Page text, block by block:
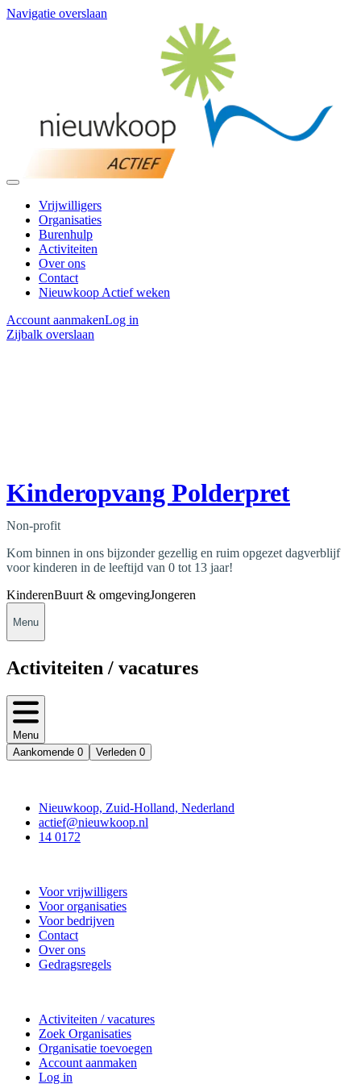
Navigatie overslaan
Vrijwilligers
Organisaties
Burenhulp
Activiteiten
Over ons
Contact
Nieuwkoop Actief weken
Account aanmakenLog in
Zijbalk overslaan
Kinderopvang Polderpret
Non-profit
Kom binnen in ons bijzonder gezellig en ruim opgezet dagverblijf
voor kinderen in de leeftijd van 0 tot 13 jaar!
KinderenBuurt & omgevingJongeren
Menu
Activiteiten / vacatures
Menu
Aankomende 0 Verleden 0
Nieuwkoop, Zuid-Holland, Nederland
actief@nieuwkoop.nl
14 0172
Voor vrijwilligers
Voor organisaties
Voor bedrijven
Contact
Over ons
Gedragsregels
Activiteiten / vacatures
Zoek Organisaties
Organisatie toevoegen
Account aanmaken
Log in